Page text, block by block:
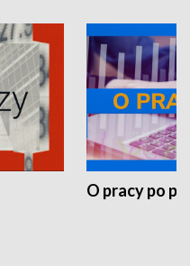
O pracy po